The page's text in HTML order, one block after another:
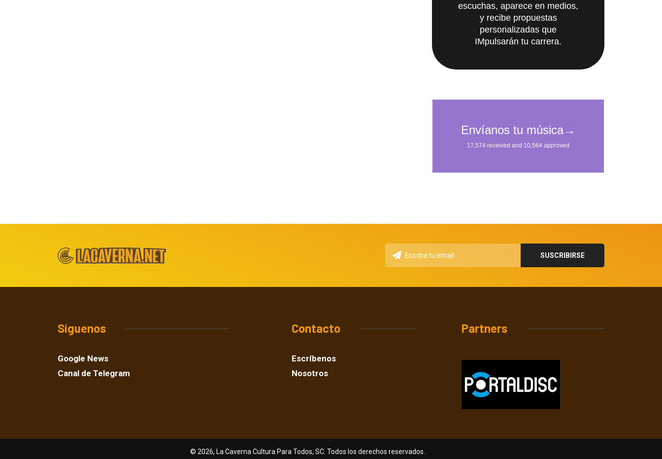
escuchas, aparece en medios,
y recibe propuestas
personalizadas que
IMpulsarán tu carrera.
Síguenos
Google News
Canal de Telegram
Contacto
Escríbenos
Nosotros
Partners
© 2026, La Caverna Cultura Para Todos, SC. Todos los derechos reservados.